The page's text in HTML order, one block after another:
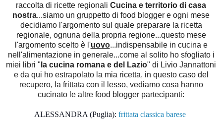
raccolta di ricette regionali Cucina e territorio di casa
nostra...siamo un gruppetto di food blogger e ogni mese
decidiamo l'argomento sul quale preparare la ricetta
regionale, ognuna della propria regione...questo mese
l'argomento scelto è l'uovo...indispensabile in cucina e
nell'alimentazione in generale...come al solito ho sfogliato i
miei libri " la cucina romana e del Lazio" di Livio Jannattoni
e da qui ho estrapolato la mia ricetta, in questo caso del
recupero, la frittata con il lesso, vediamo cosa hanno
cucinato le altre food blogger partecipanti:
ALESSANDRA (Puglia): frittata classica barese